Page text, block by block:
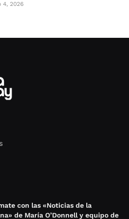
4, 2026
con las «Noticias de la
de María O’Donnell y equipo de